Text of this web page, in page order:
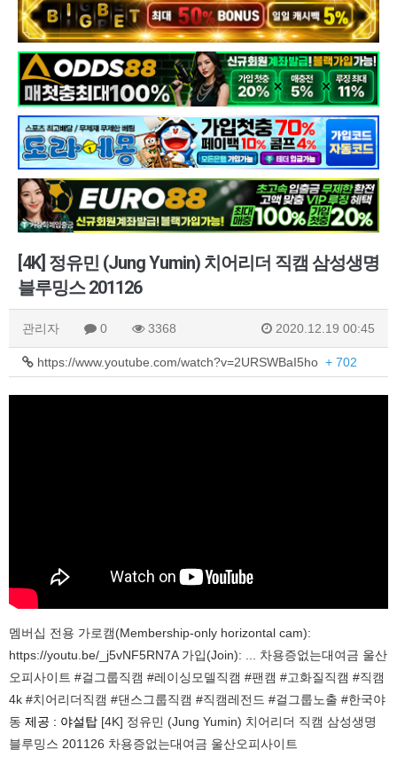
[4K] 정유민 (Jung Yumin) 치어리더 직캠 삼성생명
블루밍스 201126
관리자 0 3368 2020.12.19 00:45
https://www.youtube.com/watch?v=2URSWBaI5ho + 702
멤버십 전용 가로캠(Membership-only horizontal cam):
https://youtu.be/_j5vNF5RN7A 가입(Join): ... 차용증없는대여금 울산
오피사이트 #걸그룹직캠 #레이싱모델직캠 #팬캠 #고화질직캠 #직캠
4k #치어리더직캠 #댄스그룹직캠 #직캠레전드 #걸그룹노출 #한국야
동 제공 : 야설탑 [4K] 정유민 (Jung Yumin) 치어리더 직캠 삼성생명
블루밍스 201126 차용증없는대여금 울산오피사이트